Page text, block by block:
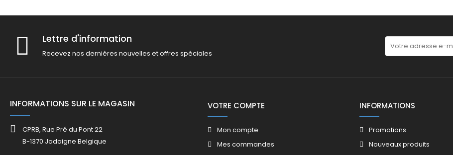
Lettre d'information
Recevez nos dernières nouvelles et offres spéciales
INFORMATIONS SUR LE MAGASIN
CPRB, Rue Pré du Pont 22
B-1370 Jodoigne Belgique
VOTRE COMPTE
Mon compte
Mes commandes
INFORMATIONS
Promotions​
Nouveaux produits​